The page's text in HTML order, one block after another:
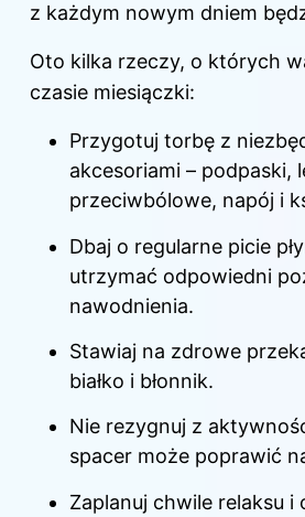
z każdym nowym dniem
Oto kilka rzeczy, o których
czasie miesiączki:
Przygotuj torbę z
akcesoriami – podpaski,
przeciwbólowe, napój i
Dbaj o regularne picie
utrzymać odpowiedni
nawodnienia.
Stawiaj na zdrowe
białko i błonnik.
Nie rezygnuj z
spacer może poprawić
Zaplanuj chwile relaksu